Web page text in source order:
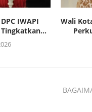
IWAPI
Tingkatkan...
Wali